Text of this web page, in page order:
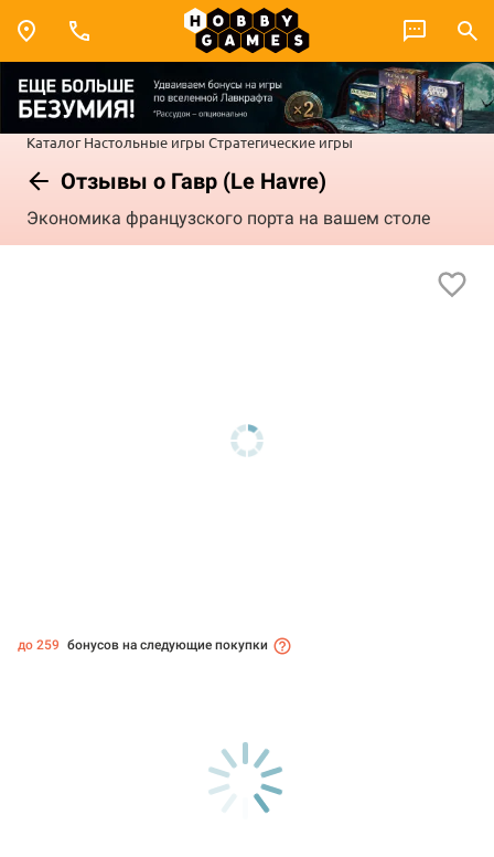
Каталог Настольные игры Стратегические игры
Отзывы о Гавр (Le Havre)
Экономика французского порта на вашем столе
до 259 бонусов на следующие покупки